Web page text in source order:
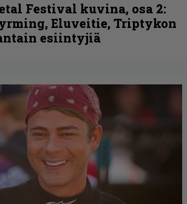
Festival kuvina, osa 2:
Eluveitie, Triptykon
esiintyjiä